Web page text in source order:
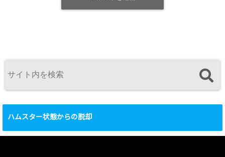
ハムスター状態からの脱却